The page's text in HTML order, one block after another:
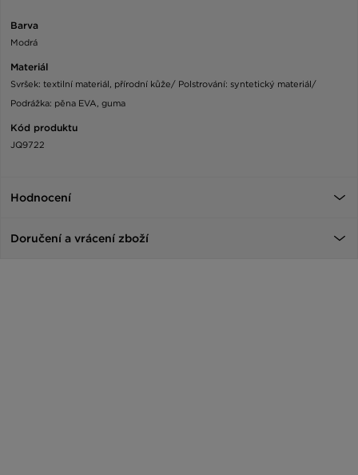
Barva
Modrá
Materiál
Svršek: textilní materiál, přírodní kůže/ Polstrování: syntetický materiál/
Podrážka: pěna EVA, guma
Kód produktu
JQ9722
Hodnocení
Doručení a vrácení zboží